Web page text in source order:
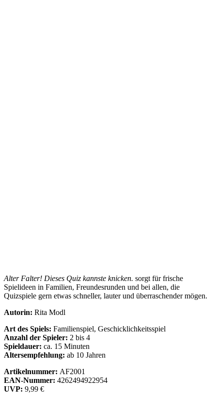
Alter Falter! Dieses Quiz kannste knicken. sorgt für frische
Spielideen in Familien, Freundesrunden und bei allen, die
Quizspiele gern etwas schneller, lauter und überraschender mögen.
Autorin: Rita Modl
Art des Spiels: Familienspiel, Geschicklichkeitsspiel
Anzahl der Spieler: 2 bis 4
Spieldauer: ca. 15 Minuten
Altersempfehlung: ab 10 Jahren
Artikelnummer: AF2001
EAN-Nummer: 4262494922954
UVP: 9,99 €